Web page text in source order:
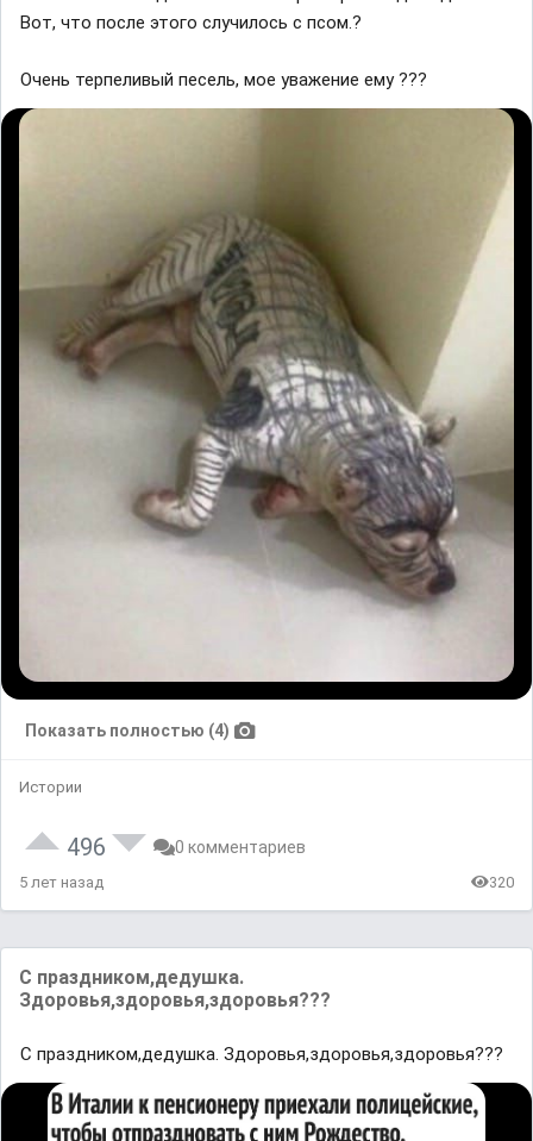
Вoт, чтo пocлe этoгo cлyчилocь c псом.?
Очень терпеливый песель, мое уважение ему ???
Показать полностью (4)
Истории
496 0 комментариев
5 лет назад 320
С праздником,дедушка.
Здоровья,здоровья,здоровья???
С праздником,дедушка. Здоровья,здоровья,здоровья???